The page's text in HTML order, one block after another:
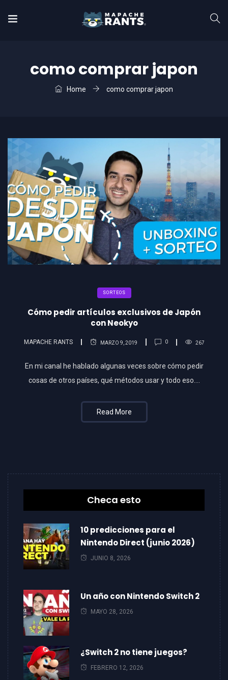
como comprar japon
Home como comprar japon
SORTEOS
Cómo pedir artículos exclusivos de Japón
con Neokyo
MAPACHE RANTS MARZO 9, 2019 0 267
En mi canal he hablado algunas veces sobre cómo pedir
cosas de otros países, qué métodos usar y todo eso….
Read More
Checa esto
10 predicciones para el
Nintendo Direct (junio 2026)
JUNIO 8, 2026
Un año con Nintendo Switch 2
MAYO 28, 2026
¿Switch 2 no tiene juegos?
FEBRERO 12, 2026